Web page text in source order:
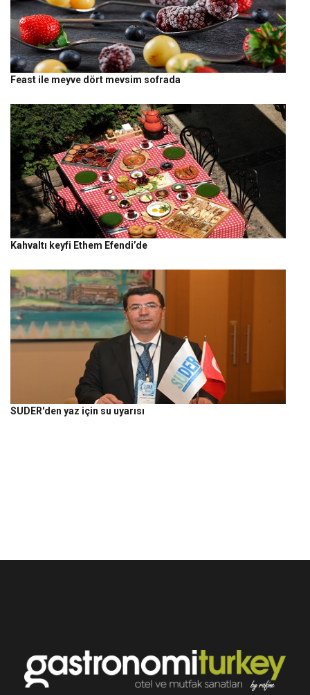
Feast ile meyve dört mevsim sofrada
Kahvaltı keyfi Ethem Efendi’de
SUDER'den yaz için su uyarısı